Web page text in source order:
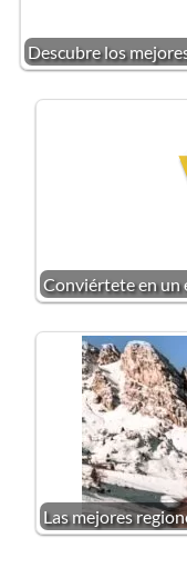
Descubre los
Conviértete en un
Las mejores